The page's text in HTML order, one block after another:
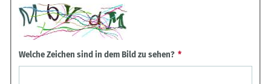
Welche Zeichen sind in dem Bild zu sehen?